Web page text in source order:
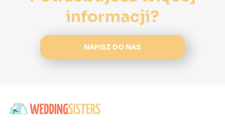
informacji?
NAPISZ DO NAS